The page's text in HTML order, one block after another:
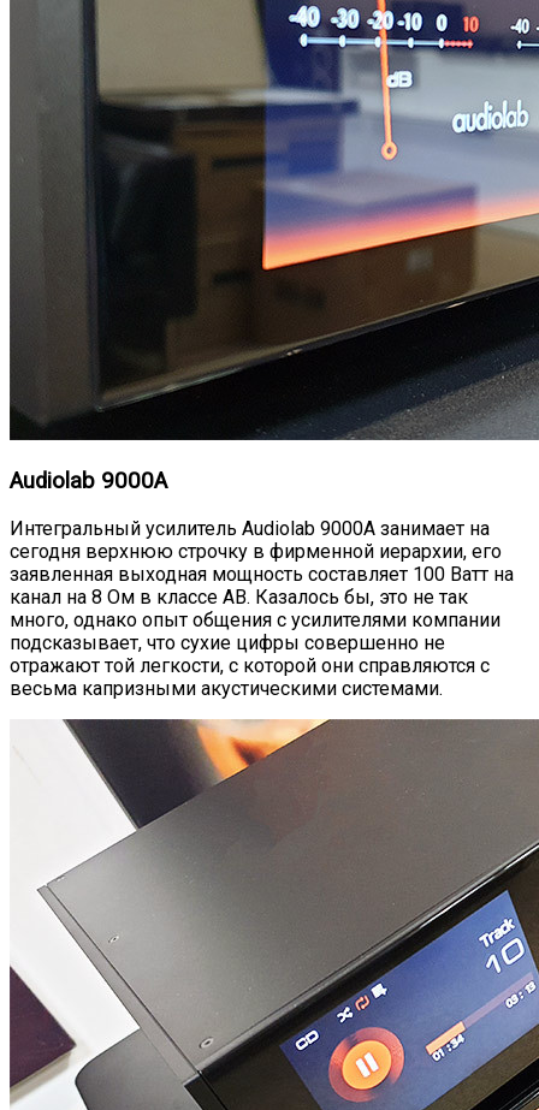
Audiolab 9000A
Интегральный усилитель Audiolab 9000A занимает на
сегодня верхнюю строчку в фирменной иерархии, его
заявленная выходная мощность составляет 100 Ватт на
канал на 8 Ом в классе АВ. Казалось бы, это не так
много, однако опыт общения с усилителями компании
подсказывает, что сухие цифры совершенно не
отражают той легкости, с которой они справляются с
весьма капризными акустическими системами.